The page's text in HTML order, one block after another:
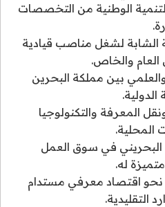
الوطنية من التخصصات
الشابة لشغل مناصب قيادية
العام والخاص.
والعلمي بين مملكة البحرين
المعرفة والتكنولوجيا
المحلية.
البحريني في سوق العمل
له.
اقتصاد معرفي مستدام
التقليدية.